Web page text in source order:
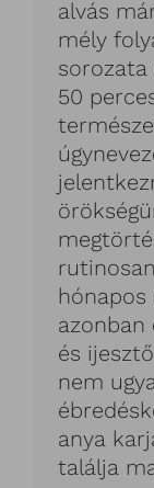
alvás
mély
sorozata
50
hónapos
azonban
és
nem
anya
találja